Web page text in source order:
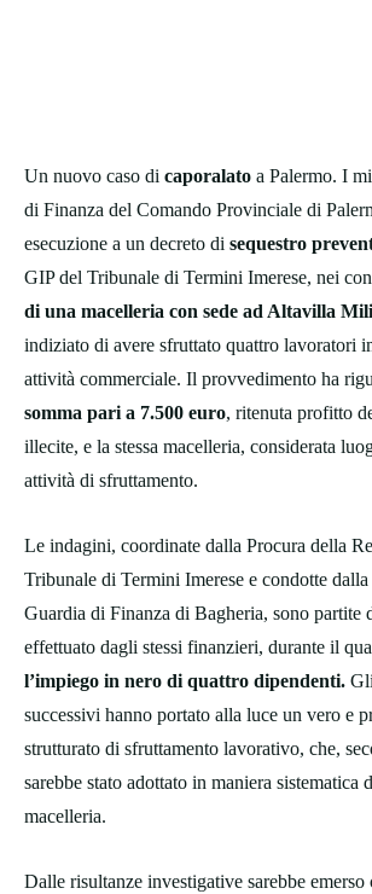
Un nuovo caso di caporalato a Palermo. I
di Finanza del Comando Provinciale di
esecuzione a un decreto di sequestro
GIP del Tribunale di Termini Imerese, nei
di una macelleria con sede ad Altavilla
indiziato di avere sfruttato quattro lavoratori
attività commerciale. Il provvedimento ha
somma pari a 7.500 euro, ritenuta profitto
illecite, e la stessa macelleria, considerata
attività di sfruttamento.
Le indagini, coordinate dalla Procura della
Tribunale di Termini Imerese e condotte
Guardia di Finanza di Bagheria, sono partite
effettuato dagli stessi finanzieri, durante il
l’impiego in nero di quattro dipendenti.
successivi hanno portato alla luce un vero e
strutturato di sfruttamento lavorativo, che,
sarebbe stato adottato in maniera sistematica
macelleria.
Dalle risultanze investigative sarebbe